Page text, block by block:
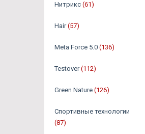
Нитрикс (61)
Hair (57)
Meta Force 5.0 (136)
Testover (112)
Green Nature (126)
Спортивные технологии
(87)